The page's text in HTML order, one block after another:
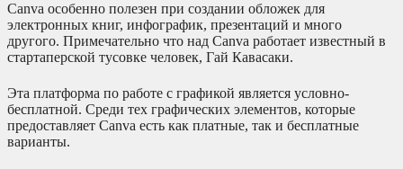
Canva особенно полезен при создании обложек для
электронных книг, инфографик, презентаций и много
другого. Примечательно что над Canva работает известный в
стартаперской тусовке человек, Гай Кавасаки.
Эта платформа по работе с графикой является условно-
бесплатной. Среди тех графических элементов, которые
предоставляет Canva есть как платные, так и бесплатные
варианты.